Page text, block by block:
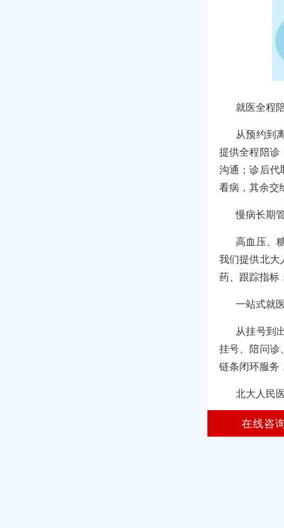
就医全程
从预约到
提供全程陪诊
沟通；诊后代
看病，其余交
慢病长期
高血压、
我们提供北大
药、跟踪指标
一站式就
从挂号到
挂号、陪问诊
链条闭环服务
北大人民
医院大
民医院陪诊，
在线咨